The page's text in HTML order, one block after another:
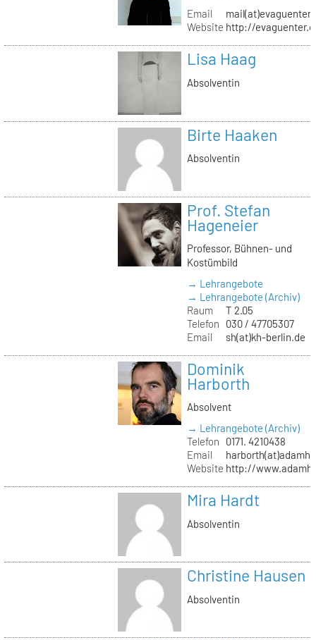
Email
Website http://
Lisa Haag
Absolventin
Birte Haaken
Absolventin
Prof. Stefan
Hageneier
Professor, Bühnen- und
Kostümbild
→ Lehrangebote
→ Lehrangebote (Archiv)
Raum
T 2.05
Telefon
030 / 47705307
Email
sh(at)kh-berlin.de
Dominik
Harborth
Absolvent
→ Lehrangebote (Archiv)
Telefon
0171. 4210438
Email
Website http://
Mira Hardt
Absolventin
Christine Hausen
Absolventin